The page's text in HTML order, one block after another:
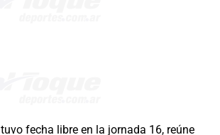
fecha libre en la jornada 16, reúne